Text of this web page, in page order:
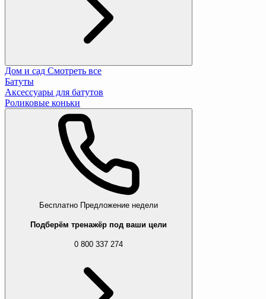
Дом и сад Смотреть все
Батуты
Аксессуары для батутов
Роликовые коньки
Бесплатно Предложение недели
Подберём тренажёр под ваши цели
0 800 337 274